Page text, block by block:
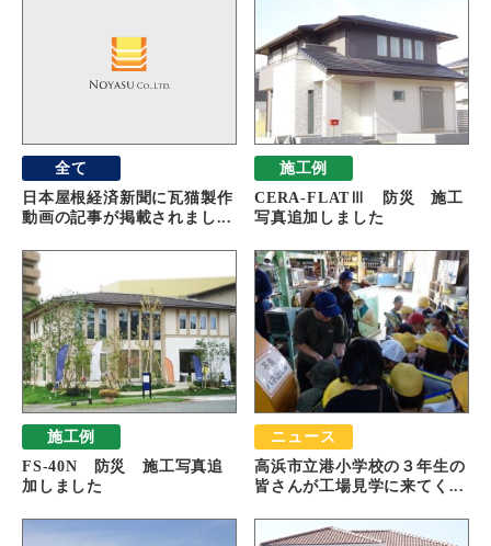
全て
日本屋根経済新聞に瓦猫製作
動画の記事が掲載されまし...
施工例
CERA-FLATⅢ 防災 施工
写真追加しました
施工例
FS-40N 防災 施工写真追
加しました
ニュース
高浜市立港小学校の３年生の
皆さんが工場見学に来てく...